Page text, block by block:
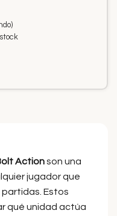
Actionson una
jugador que
Estos
qué unidad actúa